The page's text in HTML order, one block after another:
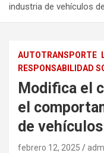
industria de vehículos
AUTOTRANSPORTE
RESPONSABILIDAD
Modifica el
el
de
febrero 12, 2025